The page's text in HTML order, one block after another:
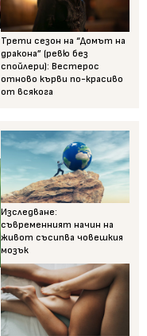
Трети сезон на “Домът на
дракона” (ревю без
спойлери): Вестерос
отново кърви по-красиво
от всякога
Изследване:
съвременният начин на
живот съсипва човешкия
мозък